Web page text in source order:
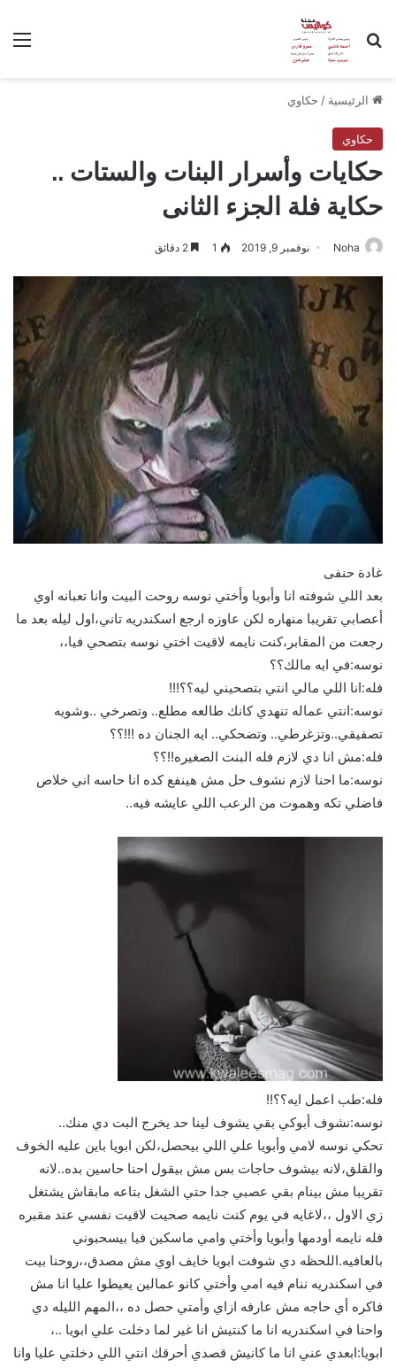
بحث عن
الرئيسية / حكاوي
حكاوي
حكايات وأسرار البنات والستات ..
حكاية فلة الجزء الثانى
Noha نوفمبر 9, 2019 1
غادة حنفى
بعد اللي شوفته انا وأبويا وأختي نوسه روحت البيت وانا تعبانه اوي
أعصابي تقريبا منهاره لكن عاوزه ارجع اسكندريه تاني،اول ليله بعد ما
رجعت من المقابر،كنت نايمه لاقيت اختي نوسه بتصحي فيا،،
نوسه:في ايه مالك؟؟
فله:انا اللي مالي انتي بتصحيني ليه؟؟!!!
نوسه:انتي عماله تنهدي كانك طالعه مطلع.. وتصرخي ..وشويه
تصفيقي..وتزغرطي.. وتضحكي.. ايه الجنان ده !!!؟؟
فله:مش انا دي لازم فله البنت الصغيره!!؟؟
نوسه:ما احنا لازم نشوف حل مش هينفع كده انا حاسه اني خلاص
فاضلي تكه وهموت من الرعب اللي عايشه فيه..
فله:طب اعمل ايه؟؟!!
نوسه:نشوف أبوكي بقي يشوف لينا حد يخرج البت دي منك..
تحكي نوسه لامي وأبويا علي اللي بيحصل،لكن ابويا باين عليه الخوف
والقلق،لانه بيشوف حاجات بس مش بيقول احنا حاسين بده..لانه
تقريبا مش بينام بقي عصبي جدا حتي الشغل بتاعه مابقاش يشتغل
زي الاول ،،لاغايه في يوم كنت نايمه صحيت لاقيت نفسي عند مقبره
فله نايمه أودمها وأبويا وأختي وامي ماسكين فيا بيسحبوني
بالعافيه.اللحظه دي شوفت ابويا خايف اوي مش مصدق،،روحنا بيت
في اسكندريه ننام فيه امي وأختي كانو عمالين يعيطوا عليا انا مش
فاكره أي حاجه مش عارفه ازاي وأمتي حصل ده ،،المهم الليله دي
واحنا في اسكندريه انا ما كنتيش انا غير لما دخلت علي ابويا ..،
ابويا:ابعدي عني انا ما كانيش قصدي أحرقك انتي اللي دخلتي عليا وانا